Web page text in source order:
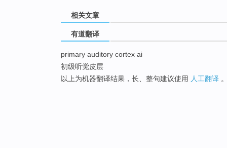
相关文章
有道翻译
primary auditory cortex ai
初级听觉皮层
以上为机器翻译结果，长、整句建议使用 人工翻译